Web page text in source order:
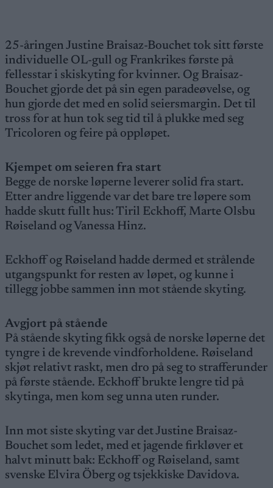
25-åringen Justine Braisaz-Bouchet tok sitt første
individuelle OL-gull og Frankrikes første på
fellesstar i skiskyting for kvinner. Og Braisaz-
Bouchet gjorde det på sin egen paradeøvelse, og
hun gjorde det med en solid seiersmargin. Det til
tross for at hun tok seg tid til å plukke med seg
Tricoloren og feire på oppløpet.
Kjempet om seieren fra start
Begge de norske løperne leverer solid fra start.
Etter andre liggende var det bare tre løpere som
hadde skutt fullt hus: Tiril Eckhoff, Marte Olsbu
Røiseland og Vanessa Hinz.
Eckhoff og Røiseland hadde dermed et strålende
utgangspunkt for resten av løpet, og kunne i
tillegg jobbe sammen inn mot stående skyting.
Avgjort på stående
På stående skyting fikk også de norske løperne det
tyngre i de krevende vindforholdene. Røiseland
skjøt relativt raskt, men dro på seg to strafferunder
på første stående. Eckhoff brukte lengre tid på
skytinga, men kom seg unna uten runder.
Inn mot siste skyting var det Justine Braisaz-
Bouchet som ledet, med et jagende firkløver et
halvt minutt bak: Eckhoff og Røiseland, samt
svenske Elvira Öberg og tsjekkiske Davidova.